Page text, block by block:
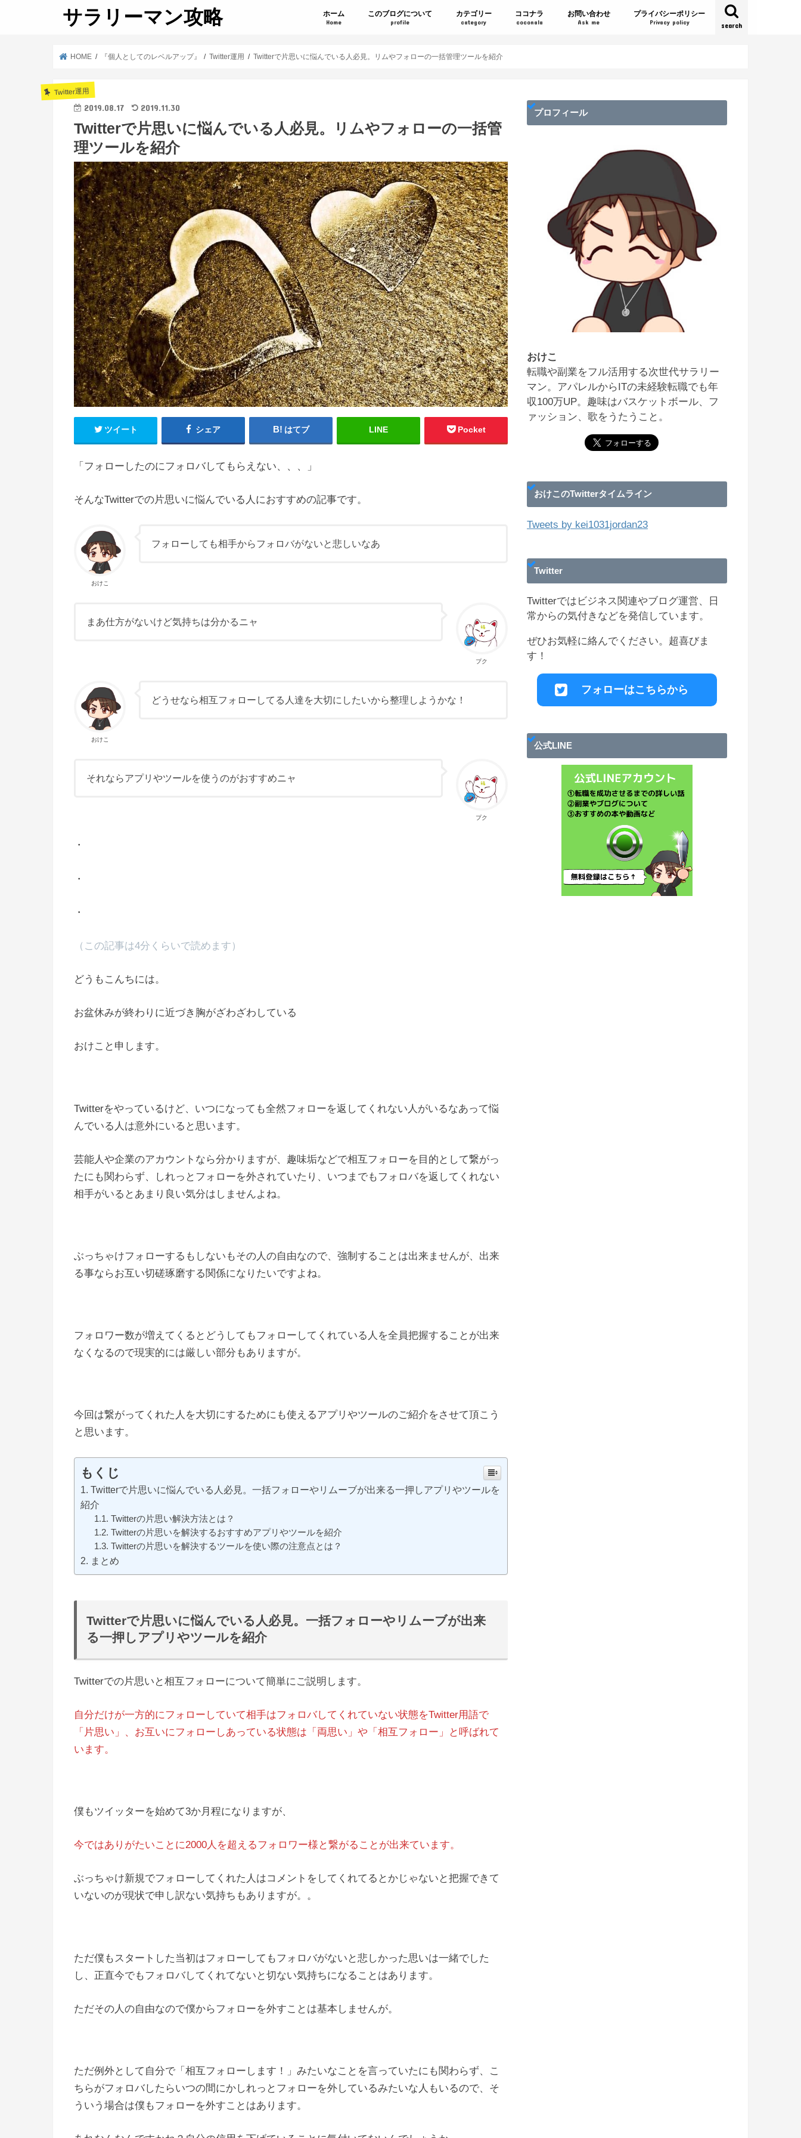
サラリーマン攻略 search
ホーム
Home
このブログについて
profile
カテゴリー
category
ココナラ
coconala
お問い合わせ
Ask me
プライバシーポリシー
Privacy policy
HOME 『個人としてのレベルアップ』 Twitter運用 Twitterで片思いに悩んでいる人必見。リムやフォローの一括管理ツールを紹介
Twitter運用
2019.08.17 2019.11.30
Twitterで片思いに悩んでいる人必見。リムやフォローの一括管
理ツールを紹介
ツイート シェア はてブ LINE Pocket
「フォローしたのにフォロバしてもらえない、、、」
そんなTwitterでの片思いに悩んでいる人におすすめの記事です。
おけこ
フォローしても相手からフォロバがないと悲しいなあ
プク
まあ仕方がないけど気持ちは分かるニャ
おけこ
どうせなら相互フォローしてる人達を大切にしたいから整理しようかな！
プク
それならアプリやツールを使うのがおすすめニャ
・
・
・
（この記事は4分くらいで読めます）
どうもこんちには。
お盆休みが終わりに近づき胸がざわざわしている
おけこと申します。
Twitterをやっているけど、いつになっても全然フォローを返してくれない人がいるなあって悩
んでいる人は意外にいると思います。
芸能人や企業のアカウントなら分かりますが、趣味垢などで相互フォローを目的として繋がっ
たにも関わらず、しれっとフォローを外されていたり、いつまでもフォロバを返してくれない
相手がいるとあまり良い気分はしませんよね。
ぶっちゃけフォローするもしないもその人の自由なので、強制することは出来ませんが、出来
る事ならお互い切磋琢磨する関係になりたいですよね。
フォロワー数が増えてくるとどうしてもフォローしてくれている人を全員把握することが出来
なくなるので現実的には厳しい部分もありますが。
今回は繋がってくれた人を大切にするためにも使えるアプリやツールのご紹介をさせて頂こう
と思います。
もくじ
Twitterで片思いに悩んでいる人必見。一括フォローやリムーブが出来る一押しアプリやツールを
紹介
Twitterの片思い解決方法とは？
Twitterの片思いを解決するおすすめアプリやツールを紹介
Twitterの片思いを解決するツールを使い際の注意点とは？
まとめ
Twitterで片思いに悩んでいる人必見。一括フォローやリムーブが出来
る一押しアプリやツールを紹介
Twitterでの片思いと相互フォローについて簡単にご説明します。
自分だけが一方的にフォローしていて相手はフォロバしてくれていない状態をTwitter用語で
「片思い」、お互いにフォローしあっている状態は「両思い」や「相互フォロー」と呼ばれて
います。
僕もツイッターを始めて3か月程になりますが、
今ではありがたいことに2000人を超えるフォロワー様と繋がることが出来ています。
ぶっちゃけ新規でフォローしてくれた人はコメントをしてくれてるとかじゃないと把握できて
いないのが現状で申し訳ない気持ちもありますが。。
ただ僕もスタートした当初はフォローしてもフォロバがないと悲しかった思いは一緒でした
し、正直今でもフォロバしてくれてないと切ない気持ちになることはあります。
ただその人の自由なので僕からフォローを外すことは基本しませんが。
ただ例外として自分で「相互フォローします！」みたいなことを言っていたにも関わらず、こ
ちらがフォロバしたらいつの間にかしれっとフォローを外しているみたいな人もいるので、そ
ういう場合は僕もフォローを外すことはあります。
プロフィール
おけこ
転職や副業をフル活用する次世代サラリー
マン。アパレルからITの未経験転職でも年
収100万UP。趣味はバスケットボール、フ
ァッション、歌をうたうこと。
おけこのTwitterタイムライン
Tweets by kei1031jordan23
Twitter
Twitterではビジネス関連やブログ運営、日
常からの気付きなどを発信しています。
ぜひお気軽に絡んでください。超喜びま
す！
フォローはこちらから
公式LINE